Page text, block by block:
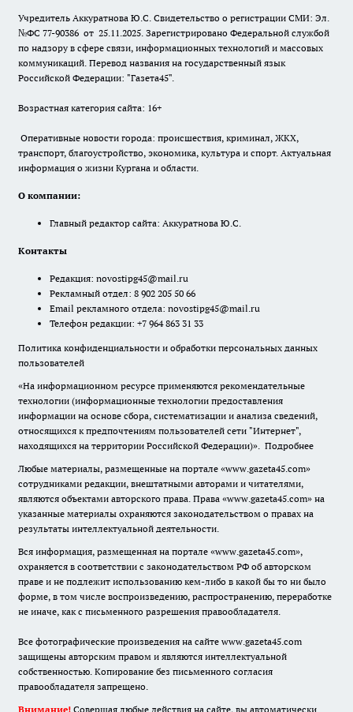
Учредитель Аккуратнова Ю.С. Свидетельство о регистрации СМИ: Эл.
№ФС 77-90386 от 25.11.2025. Зарегистрировано Федеральной службой
по надзору в сфере связи, информационных технологий и массовых
коммуникаций. Перевод названия на государственный язык
Российской Федерации: "Газета45".
Возрастная категория сайта: 16+
Оперативные новости города: происшествия, криминал, ЖКХ,
транспорт, благоустройство, экономика, культура и спорт. Актуальная
информация о жизни Кургана и области.
О компании:
Главный редактор сайта: Аккуратнова Ю.С.
Контакты
Редакция: novostipg45@mail.ru
Рекламный отдел: 8 902 205 50 66
Email рекламного отдела: novostipg45@mail.ru
Телефон редакции: +7 964 863 31 33
Политика конфиденциальности и обработки персональных данных
пользователей
«На информационном ресурсе применяются рекомендательные
технологии (информационные технологии предоставления
информации на основе сбора, систематизации и анализа сведений,
относящихся к предпочтениям пользователей сети "Интернет",
находящихся на территории Российской Федерации)». Подробнее
Любые материалы, размещенные на портале «www.gazeta45.com»
сотрудниками редакции, внештатными авторами и читателями,
являются объектами авторского права. Права «www.gazeta45.com» на
указанные материалы охраняются законодательством о правах на
результаты интеллектуальной деятельности.
Вся информация, размещенная на портале «www.gazeta45.com»,
охраняется в соответствии с законодательством РФ об авторском
праве и не подлежит использованию кем-либо в какой бы то ни было
форме, в том числе воспроизведению, распространению, переработке
не иначе, как с письменного разрешения правообладателя.
Все фотографические произведения на сайте www.gazeta45.com
защищены авторским правом и являются интеллектуальной
собственностью. Копирование без письменного согласия
правообладателя запрещено.
Внимание! Совершая любые действия на сайте, вы автоматически